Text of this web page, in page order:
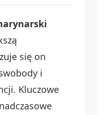
się on
i
Kluczowe